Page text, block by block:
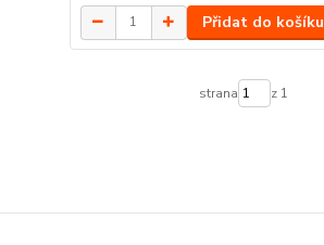
Přidat do košíku
strana z 1